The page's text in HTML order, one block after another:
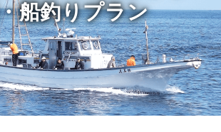
船釣りプラン